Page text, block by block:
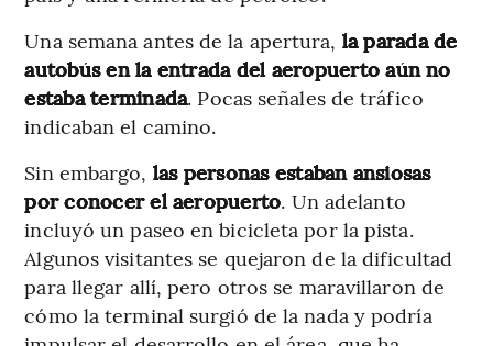
Una semana antes de la apertura, la parada de
autobús en la entrada del aeropuerto aún no
estaba terminada. Pocas señales de tráfico
indicaban el camino.
Sin embargo, las personas estaban ansiosas
por conocer el aeropuerto. Un adelanto
incluyó un paseo en bicicleta por la pista.
Algunos visitantes se quejaron de la dificultad
para llegar allí, pero otros se maravillaron de
cómo la terminal surgió de la nada y podría